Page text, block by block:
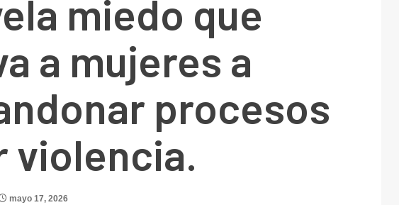
miedo que
a mujeres a
procesos
violencia.
mayo 17, 2026